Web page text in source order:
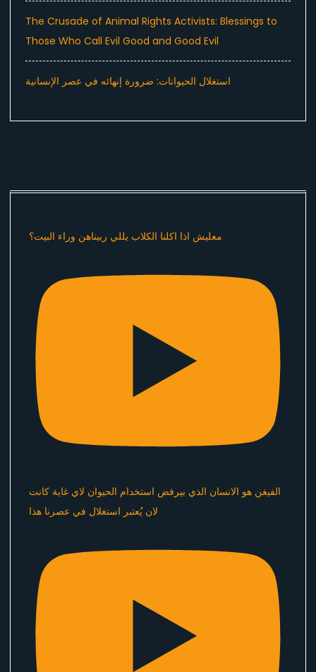
The Crusade of Animal Rights Activists: Blessings to
Those Who Call Evil Good and Good Evil
استغلال الحيوانات: ضرورة إنهائه في عصر الإنسانية
معليش اذا اكلنا الكلاب يللي ربيناهن وراء البيت؟
الفيغن هو الانسان الذي بيرفض استخدام الحيوان لاي غاية كانت